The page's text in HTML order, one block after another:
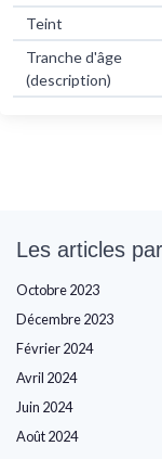
Teint
Tranche d'âge
(description)
Les articles
Octobre 2023
Décembre 2023
Février 2024
Avril 2024
Juin 2024
Août 2024